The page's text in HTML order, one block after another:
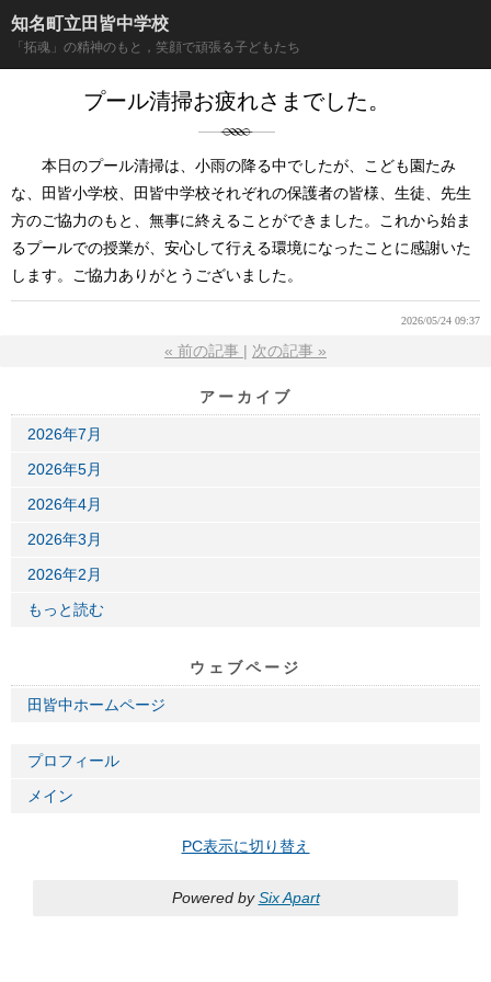
知名町立田皆中学校
「拓魂」の精神のもと，笑顔で頑張る子どもたち
プール清掃お疲れさまでした。
本日のプール清掃は、小雨の降る中でしたが、こども園たみ
な、田皆小学校、田皆中学校それぞれの保護者の皆様、生徒、先生
方のご協力のもと、無事に終えることができました。これから始ま
るプールでの授業が、安心して行える環境になったことに感謝いた
します。ご協力ありがとうございました。
2026/05/24 09:37
« 前の記事 次の記事 »
アーカイブ
2026年7月
2026年5月
2026年4月
2026年3月
2026年2月
もっと読む
ウェブページ
田皆中ホームページ
プロフィール
メイン
PC表示に切り替え
Powered bySix Apart